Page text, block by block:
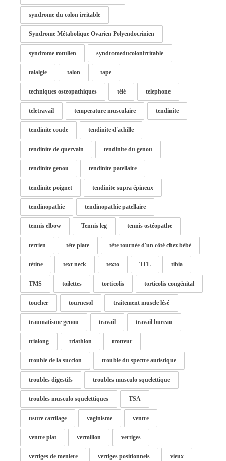
syndrome du colon irritable
Syndrome Métabolique Ovarien Polyendocrinien
syndrome rotulien syndromeducolonirritable
talalgie talon tape
techniques osteopathiques télé telephone
teletravail temperature musculaire tendinite
tendinite coude tendinite d'achille
tendinite de quervain tendinite du genou
tendinite genou tendinite patellaire
tendinite poignet tendinite supra épineux
tendinopathie tendinopathie patellaire
tennis elbow Tennis leg tennis ostéopathe
terrien tête plate tête tournée d'un côté chez bébé
tétine text neck texto TFL tibia
TMS toilettes torticolis torticolis congénital
toucher tournesol traitement muscle lésé
traumatisme genou travail travail bureau
trialong triathlon trotteur
trouble de la succion trouble du spectre autistique
troubles digestifs troubles musculo squelettique
troubles musculo squelettiques TSA
usure cartilage vaginisme ventre
ventre plat vermilion vertiges
vertiges de meniere vertiges positionnels vieux